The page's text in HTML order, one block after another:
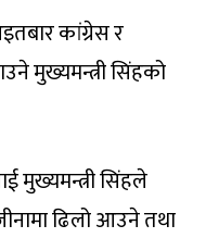
कांग्रेस र
मुख्यमन्त्री सिंहको
मुख्यमन्त्री सिंहले
ढिलो आउने तथा